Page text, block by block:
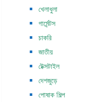
খেলাধুলা
গার্মেন্টস
চাকরি
জাতীয়
টেক্সটাইল
দেশজুড়ে
পোষাক শিল্প